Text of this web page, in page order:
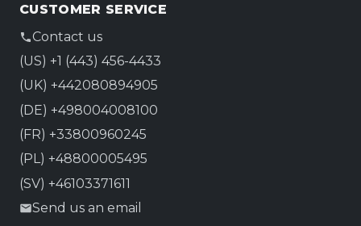
CUSTOMER SERVICE
Contact us
(US) +1 (443) 456-4433
(UK) +442080894905
(DE) +498004008100
(FR) +33800960245
(PL) +48800005495
(SV) +46103371611
Send us an email